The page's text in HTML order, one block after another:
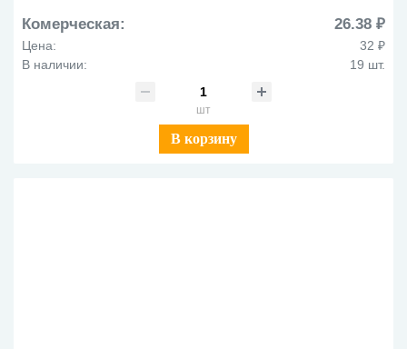
Комерческая: 26.38 ₽
Цена:
32 ₽
В наличии:
19 шт.
шт
В корзину